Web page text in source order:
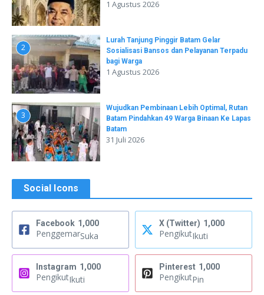
1 Agustus 2026
2
Lurah Tanjung Pinggir Batam Gelar
Sosialisasi Bansos dan Pelayanan Terpadu
bagi Warga
1 Agustus 2026
3
Wujudkan Pembinaan Lebih Optimal, Rutan
Batam Pindahkan 49 Warga Binaan Ke Lapas
Batam
31 Juli 2026
Social Icons
Facebook 1,000
PenggemarSuka
X (Twitter) 1,000
PengikutIkuti
Instagram 1,000
PengikutIkuti
Pinterest 1,000
PengikutPin